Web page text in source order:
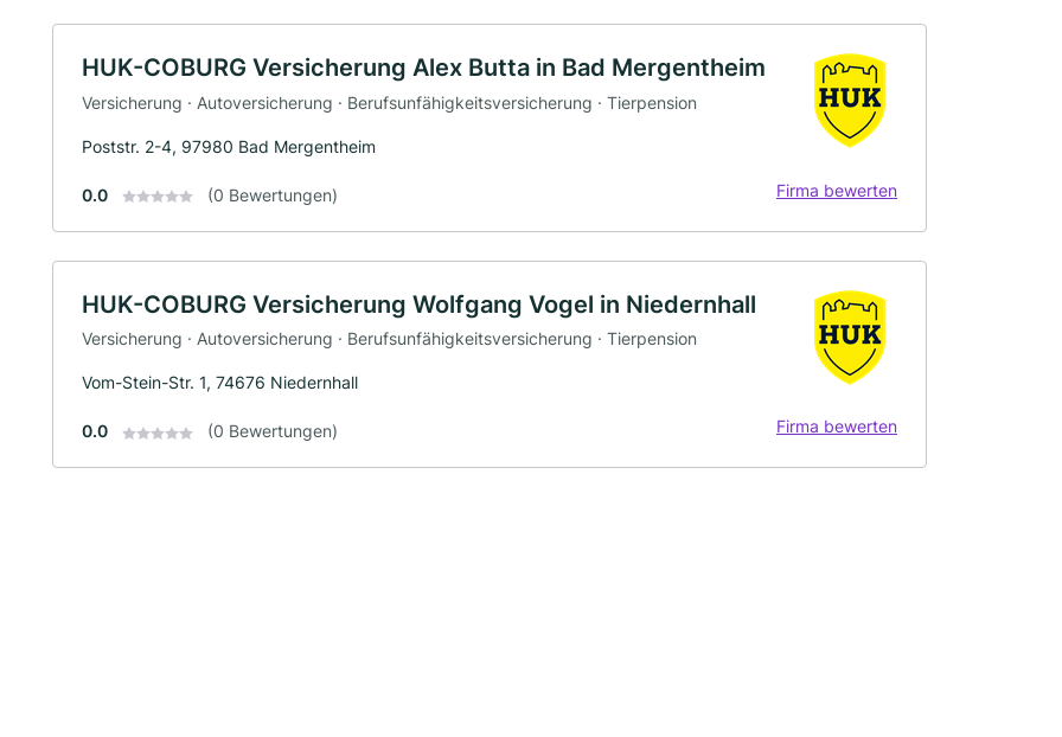
HUK-COBURG Versicherung Alex Butta in Bad Mergentheim
Versicherung · Autoversicherung · Berufsunfähigkeitsversicherung · Tierpension
Poststr. 2-4, 97980 Bad Mergentheim
0.0 (0 Bewertungen) Firma bewerten
HUK-COBURG Versicherung Wolfgang Vogel in Niedernhall
Versicherung · Autoversicherung · Berufsunfähigkeitsversicherung · Tierpension
Vom-Stein-Str. 1, 74676 Niedernhall
0.0 (0 Bewertungen) Firma bewerten